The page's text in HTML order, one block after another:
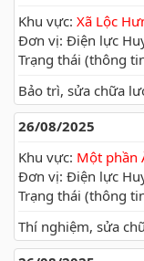
Khu vực: Xã Lộc
Đơn vị: Điện lực
Trạng thái (thông
Bảo trì, sửa chữa
26/08/2025
Khu vực: Một phần
Đơn vị: Điện lực
Trạng thái (thông
Thí nghiệm, sửa